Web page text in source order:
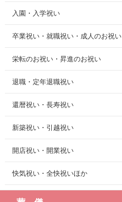
入園・入学祝い
卒業祝い・就職祝い・成人のお祝い
栄転のお祝い・昇進のお祝い
退職・定年退職祝い
還暦祝い・長寿祝い
新築祝い・引越祝い
開店祝い・開業祝い
快気祝い・全快祝いほか